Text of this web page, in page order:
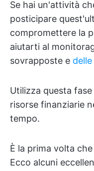
Se hai un'attività
posticipare
compromettere la
aiutarti al
sovrapposte e
Utilizza questa
risorse finanziarie
tempo.
È la prima volta
Ecco alcuni